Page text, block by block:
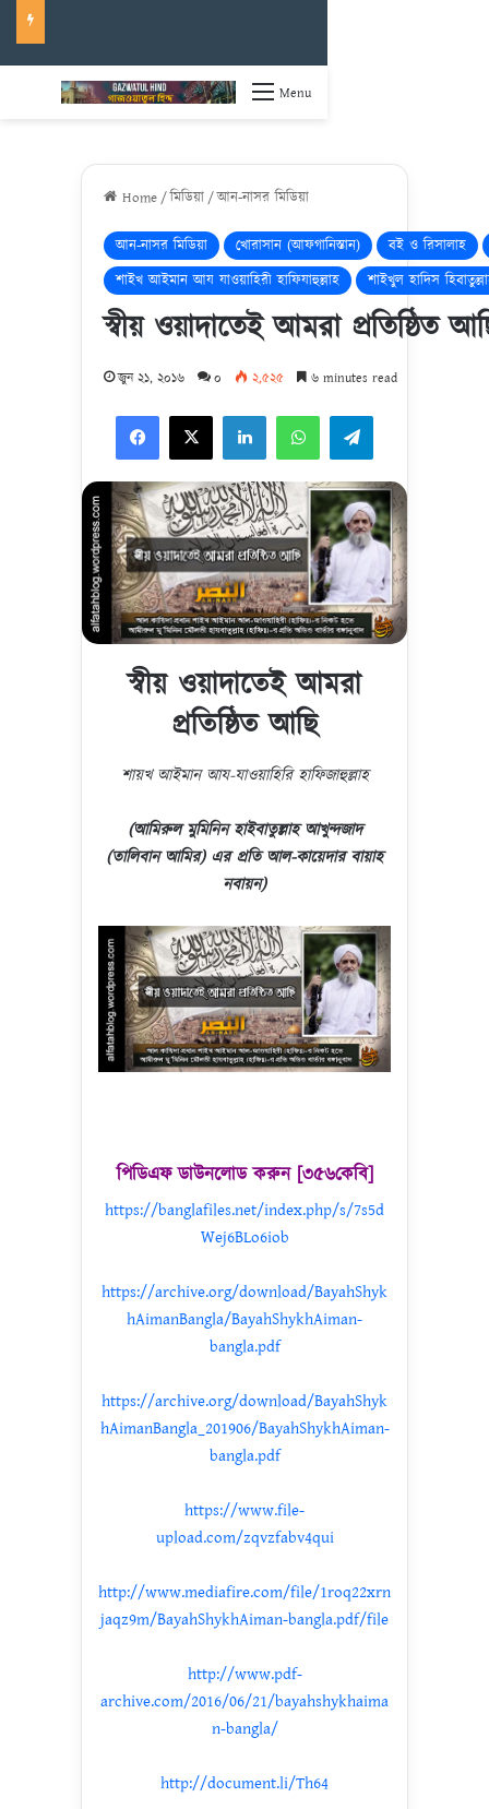
Menu
Home /মিডিয়া /আন-নাসর মিডিয়া
আন-নাসর মিডিয়া খোরাসান (আফগানিস্তান)
বই ও রিসালাহ
শাইখ আইমান আয যাওয়াহিরী হাফিযাহুল্লাহ
শাইখুল হাদিস
স্বীয় ওয়াদাতেই আমরা প্রতিষ্ঠিত
জুন ২১, ২০১৬ ০ ২,৫২৫ ৬ minutes read
স্বীয় ওয়াদাতেই আমরা
প্রতিষ্ঠিত আছি
শায়খ আইমান আয-যাওয়াহিরি হাফিজাহুল্লাহ
(আমিরুল মুমিনিন হাইবাতুল্লাহ আখুন্দজাদ
(তালিবান আমির) এর প্রতি আল-কায়েদার বায়াহ
নবায়ন)
পিডিএফ ডাউনলোড করুন [৩৫৬কেবি]
https://banglafiles.net/index.php/s/7s5d
Wej6BLo6iob
https://archive.org/download/BayahShyk
hAimanBangla/BayahShykhAiman-
bangla.pdf
https://archive.org/download/BayahShyk
hAimanBangla_201906/BayahShykhAiman-
bangla.pdf
https://www.file-
upload.com/zqvzfabv4qui
http://www.mediafire.com/file/1roq22xrn
jaqz9m/BayahShykhAiman-bangla.pdf/file
http://www.pdf-
archive.com/2016/06/21/bayahshykhaima
n-bangla/
http://document.li/Th64